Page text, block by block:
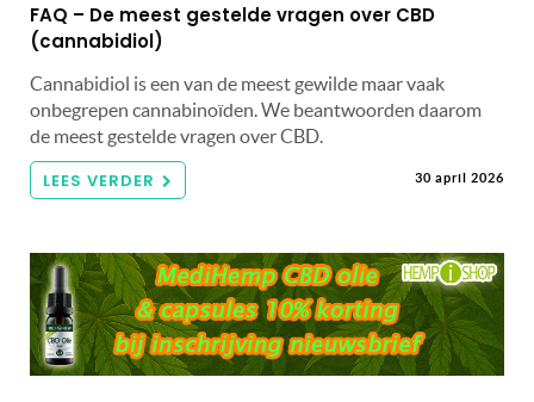
FAQ – De meest gestelde vragen over CBD
(cannabidiol)
Cannabidiol is een van de meest gewilde maar vaak
onbegrepen cannabinoïden. We beantwoorden daarom
de meest gestelde vragen over CBD.
LEES VERDER 30 april 2026